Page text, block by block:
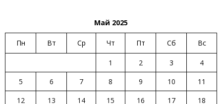
Май 2025
Пн Вт Ср Чт Пт Сб Вс
1 2 3
4
5
6 7 8 9 10
11
12
13 14 15 16 17
18